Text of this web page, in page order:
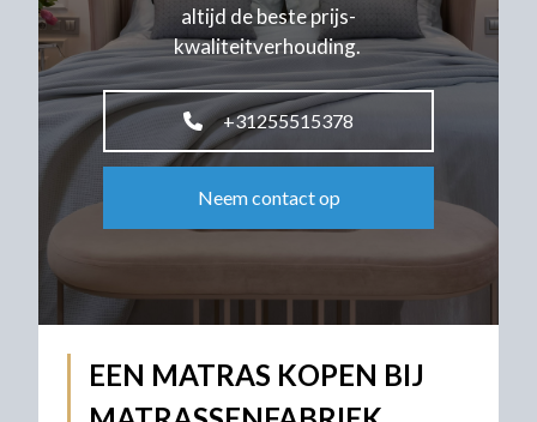
altijd de beste prijs-
kwaliteitverhouding.
+31255515378
Neem contact op
EEN MATRAS KOPEN BIJ